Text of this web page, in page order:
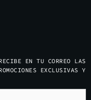
EN TU CORREO LAS
EXCLUSIVAS Y